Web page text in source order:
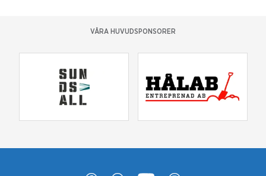
VÅRA HUVUDSPONSORER